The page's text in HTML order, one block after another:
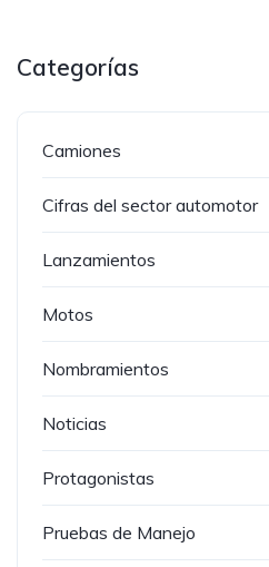
Categorías
Camiones
Cifras del sector automotor
Lanzamientos
Motos
Nombramientos
Noticias
Protagonistas
Pruebas de Manejo